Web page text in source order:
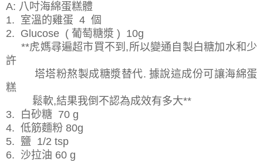
A: 八吋海綿蛋糕體
1. 室溫的雞蛋 4 個
2. Glucose ( 葡萄糖漿 ) 10g
**虎媽尋遍超市買不到,所以變通自製白糖加水和少
許
塔塔粉熬製成糖漿替代. 據說這成份可讓海綿蛋
糕
鬆軟,結果我倒不認為成效有多大**
3. 白砂糖 70 g
4. 低筋麵粉 80g
5. 鹽 1/2 tsp
6. 沙拉油 60 g